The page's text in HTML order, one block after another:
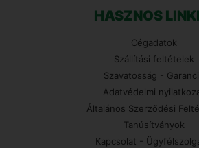
HASZNOS
Cégadatok
Szállítási feltételek
Szavatosság -
Adatvédelmi
Általános Szerződési
Tanúsítványok
Kapcsolat -